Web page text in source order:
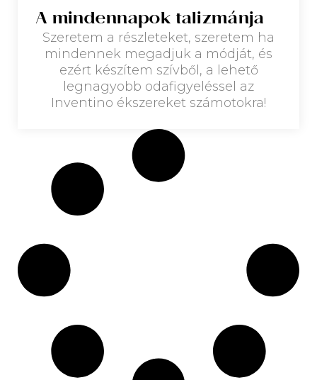
A mindennapok talizmánja
Szeretem a részleteket, szeretem ha
mindennek megadjuk a módját, és
ezért készítem szívből, a lehető
legnagyobb odafigyeléssel az
Inventino ékszereket számotokra!